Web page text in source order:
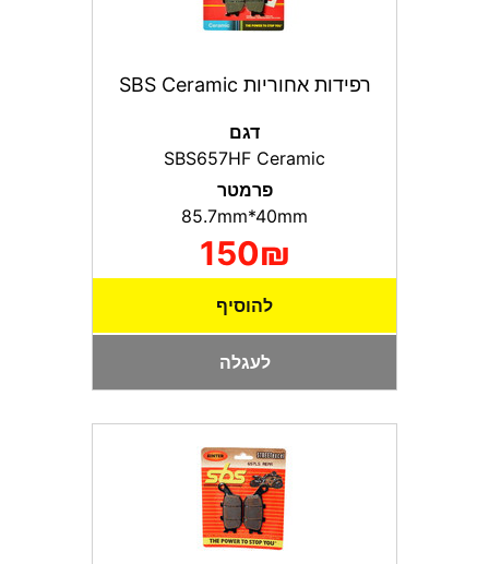
רפידות אחוריות SBS Ceramic
דגם
SBS657HF Ceramic
פרמטר
150₪
להוסיף
לעגלה